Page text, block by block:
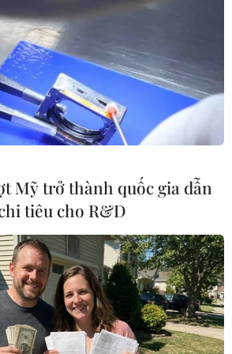
Mỹ trở thành quốc gia dẫn
tiêu cho R&D